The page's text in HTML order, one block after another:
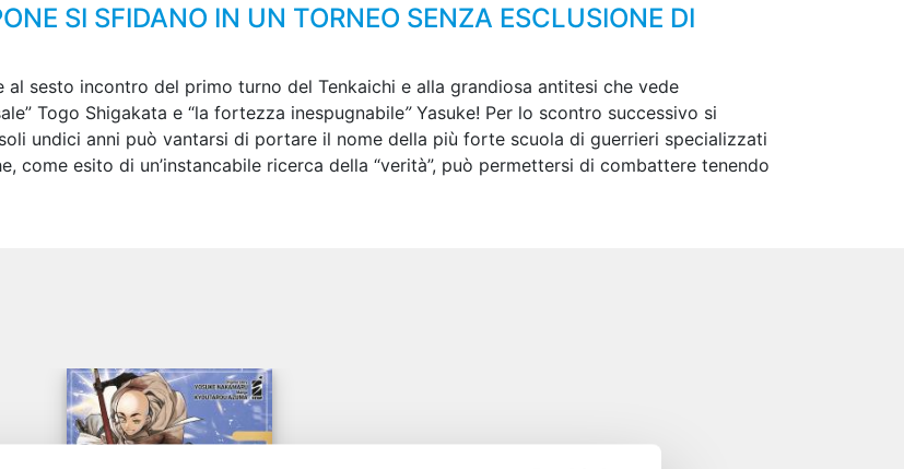
SI SFIDANO IN UN TORNEO SENZA ESCLUSIONE DI
sesto incontro del primo turno del Tenkaichi e alla grandiosa antitesi che vede
Togo Shigakata e “la fortezza inespugnabile” Yasuke! Per lo scontro successivo si
undici anni può vantarsi di portare il nome della più forte scuola di guerrieri specializzati
come esito di un’instancabile ricerca della “verità”, può permettersi di combattere tenendo